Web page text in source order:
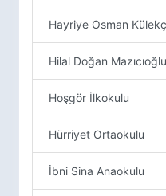
Hayriye Osman
Hilal Doğan
Hoşgör İlkokulu
Hürriyet Ortaokulu
İbni Sina Anaokulu